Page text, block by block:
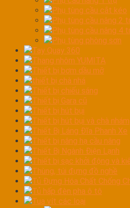
Phụ tùng cầu cắt kéo
Phụ tùng cầu nâng 2
Phụ tùng cầu nâng 4
Phụ tùng phòng sơn
Tay Quay 360
Thang nhôm YUMITA
Thiết bị bơm dầu mỡ
thiết bị chà nhá
Thiết bị chiếu sáng
Thiết bị Gara cũ
Thiết bị hút bụi
Thiết bị hút bụi và chà nhám
Thiết Bị Láng Đĩa Phanh Xe
Thiết bị nâng hạ cầu nâng
Thiết Bị Ngành Điện Lạnh
Thiết bị sạc khởi động và
Thùng, túi đựng đồ nghề
Tủ Đựng Hóa Chất Chống
Tủ hấp đèn pha ô tô
Tua vít các loại